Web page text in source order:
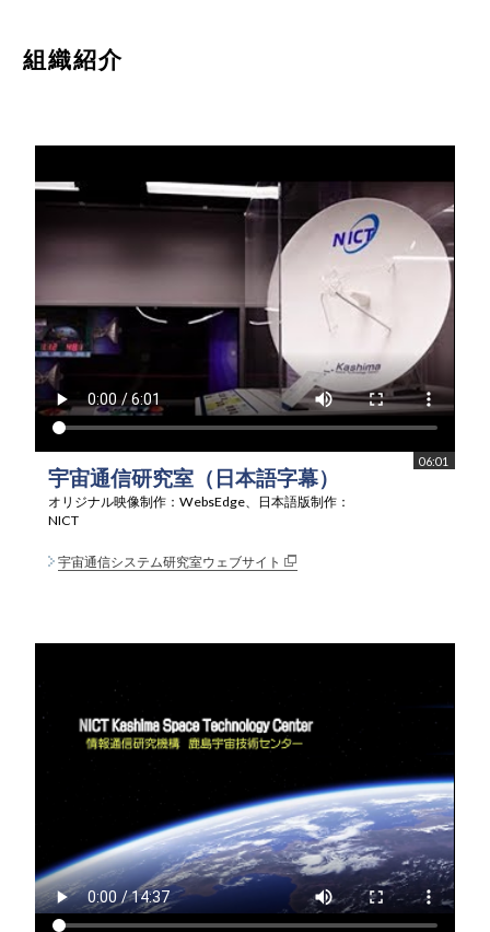
組織紹介
06:01
宇宙通信研究室（日本語字幕）
オリジナル映像制作：WebsEdge、日本語版制作：
NICT
宇宙通信システム研究室ウェブサイト